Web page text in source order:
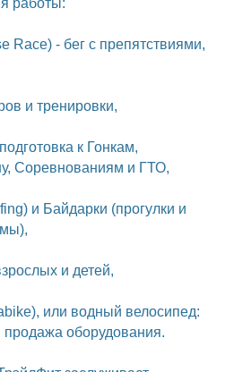
работы:
Race) - бег с препятствиями,
и тренировки,
к Гонкам,
Соревнованиям и ГТО,
и Байдарки (прогулки и
и детей,
или водный велосипед:
продажа оборудования.